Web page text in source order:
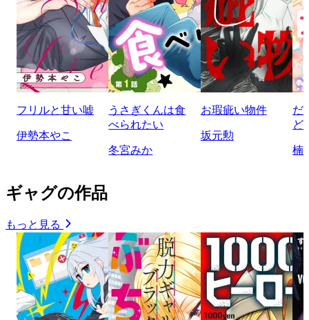
フリルと甘い嘘
伊勢本やこ
うさぎくんは食
べられたい
冬宮みか
お瑕疵い物件
坂元勲
だ
ど
楠
ギャグの作品
もっと見る